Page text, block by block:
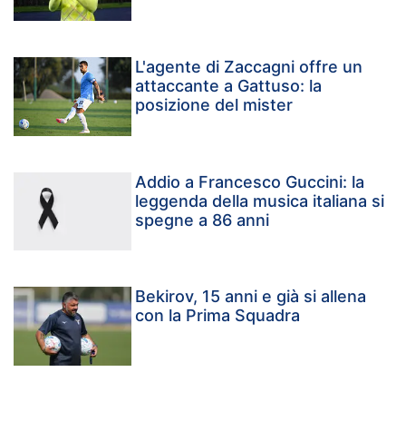
L'agente di Zaccagni offre un
attaccante a Gattuso: la
posizione del mister
Addio a Francesco Guccini: la
leggenda della musica italiana si
spegne a 86 anni
Bekirov, 15 anni e già si allena
con la Prima Squadra